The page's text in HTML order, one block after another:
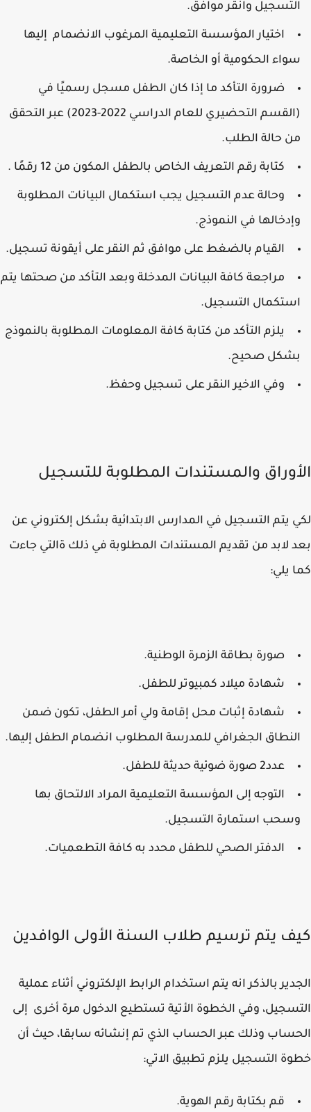
وانقر موافق.
اختيار المؤسسة التعليمية المرغوب الانضمام إليها
الحكومية أو الخاصة.
ضرورة التأكد ما إذا كان الطفل مسجل رسميًا في
(القسم التحضيري للعام الدراسي 2022-2023) عبر التحقق
حالة الطلب.
كتابة رقم التعريف الخاص بالطفل المكون من 12 رقمًا .
وحالة عدم التسجيل يجب استكمال البيانات المطلوبة
في النموذج.
القيام بالضغط على موافق ثم النقر على أيقونة تسجيل.
مراجعة كافة البيانات المدخلة وبعد التأكد من صحتها يتم
التسجيل.
يلزم التأكد من كتابة كافة المعلومات المطلوبة بالنموذج
صحيح.
وفي الاخير النقر على تسجيل وحفظ.
والمستندات المطلوبة للتسجيل
يتم التسجيل في المدارس الابتدائية بشكل إلكتروني عن
لابد من تقديم المستندات المطلوبة في ذلك ةالتي جاءت
يلي:
صورة بطاقة الزمرة الوطنية.
شهادة ميلاد كمبيوتر للطفل.
شهادة إثبات محل إقامة ولي أمر الطفل، تكون ضمن
الجغرافي للمدرسة المطلوب انضمام الطفل إليها.
عدد2 صورة ضوئية حديثة للطفل.
التوجه إلى المؤسسة التعليمية المراد الالتحاق بها
استمارة التسجيل.
الدفتر الصحي للطفل محدد به كافة التطعميات.
يتم ترسيم طلاب السنة الأولى الوافدين
بالذكر انه يتم استخدام الرابط الإلكتروني أثناء عملية
وفي الخطوة الأتية تستطيع الدخول مرة أخرى إلى
وذلك عبر الحساب الذي تم إنشائه سابقا، حيث أن
التسجيل يلزم تطبيق الاتي:
قم بكتابة رقم الهوية.